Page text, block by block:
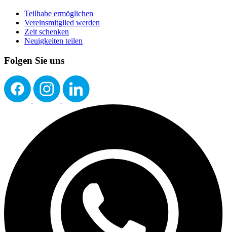
Teilhabe ermöglichen
Vereinsmitglied werden
Zeit schenken
Neuigkeiten teilen
Folgen Sie uns